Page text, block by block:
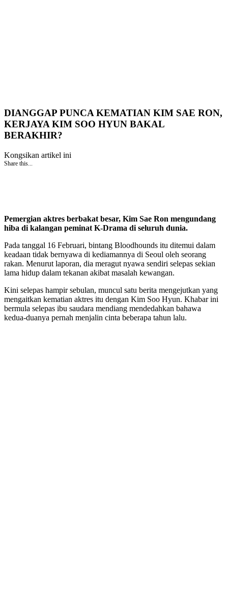
DIANGGAP PUNCA KEMATIAN KIM SAE RON,
KERJAYA KIM SOO HYUN BAKAL
BERAKHIR?
Kongsikan artikel ini
Share this...
Pemergian aktres berbakat besar, Kim Sae Ron mengundang
hiba di kalangan peminat K-Drama di seluruh dunia.
Pada tanggal 16 Februari, bintang Bloodhounds itu ditemui dalam
keadaan tidak bernyawa di kediamannya di Seoul oleh seorang
rakan. Menurut laporan, dia meragut nyawa sendiri selepas sekian
lama hidup dalam tekanan akibat masalah kewangan.
Kini selepas hampir sebulan, muncul satu berita mengejutkan yang
mengaitkan kematian aktres itu dengan Kim Soo Hyun. Khabar ini
bermula selepas ibu saudara mendiang mendedahkan bahawa
kedua-duanya pernah menjalin cinta beberapa tahun lalu.